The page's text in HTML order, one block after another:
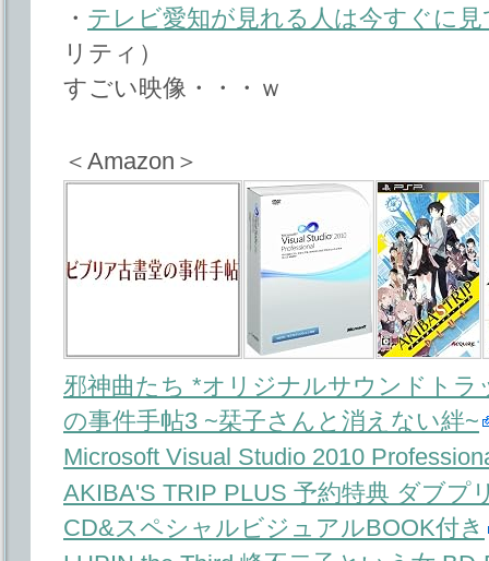
・ テレビ愛知が見れる人は今すぐに
リティ）
すごい映像・・・ｗ
＜Amazon＞
邪神曲たち *オリジナルサウンドトラ
の事件手帖3 ~栞子さんと消えない絆~
Microsoft Visual Studio 2010
AKIBA'S TRIP PLUS 予約特典 ダブプ
CD&スペシャルビジュアルBOOK付き